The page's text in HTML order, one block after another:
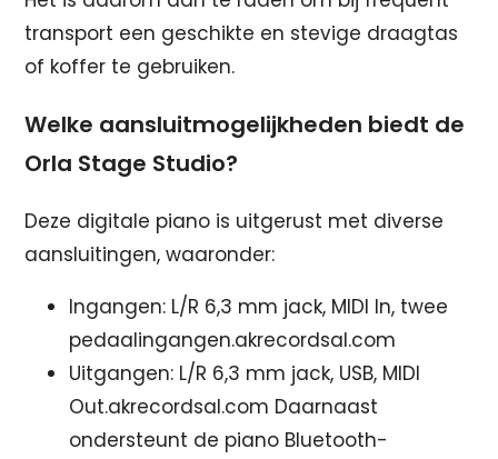
transport een geschikte en stevige draagtas
of koffer te gebruiken.
Welke aansluitmogelijkheden biedt de
Orla Stage Studio?
Deze digitale piano is uitgerust met diverse
aansluitingen, waaronder:
Ingangen: L/R 6,3 mm jack, MIDI In, twee
pedaalingangen.akrecordsal.com
Uitgangen: L/R 6,3 mm jack, USB, MIDI
Out.akrecordsal.com Daarnaast
ondersteunt de piano Bluetooth-